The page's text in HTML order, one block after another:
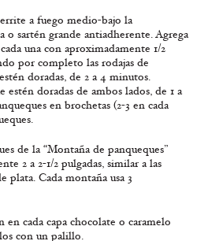
a fuego medio-bajo la
o sartén grande antiadherente. Agrega
una con aproximadamente 1/2
por completo las rodajas de
doradas, de 2 a 4 minutos.
estén doradas de ambos lados, de 1 a
en brochetas (2-3 en cada
de la “Montaña de panqueques”
2 a 2-1/2 pulgadas, similar a las
plata. Cada montaña usa 3
en cada capa chocolate o caramelo
con un palillo.